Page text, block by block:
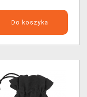
Do koszyka